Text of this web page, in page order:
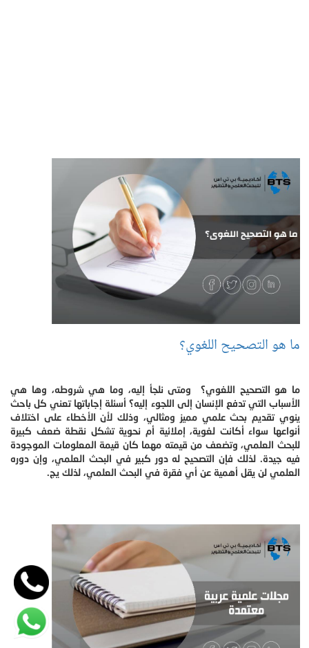
ما هو التصحيح اللغوي؟
ما هو التصحيح اللغوي؟ ومتى نلجأ إليه، وما هي شروطه، وها هي
الأسباب التي تدفع الإنسان إلى اللجوء إليه؟ أسئلة إجاباتها تعني كل باحث
ينوي تقديم بحث علمي مميز ومثالي، وذلك لأن الأخطاء على اختلاف
أنواعها سواء أكانت لغوية، إملائية أم نحوية تشكل نقطة ضعف كبيرة
للبحث العلمي، وتضعف من قيمته مهما كان قيمة المعلومات الموجودة
فيه جيدة. لذلك فإن التصحيح له دور كبير في البحث العلمي، وإن دوره
العلمي لن يقل أهمية عن أي فقرة في البحث العلمي، لذلك يج.